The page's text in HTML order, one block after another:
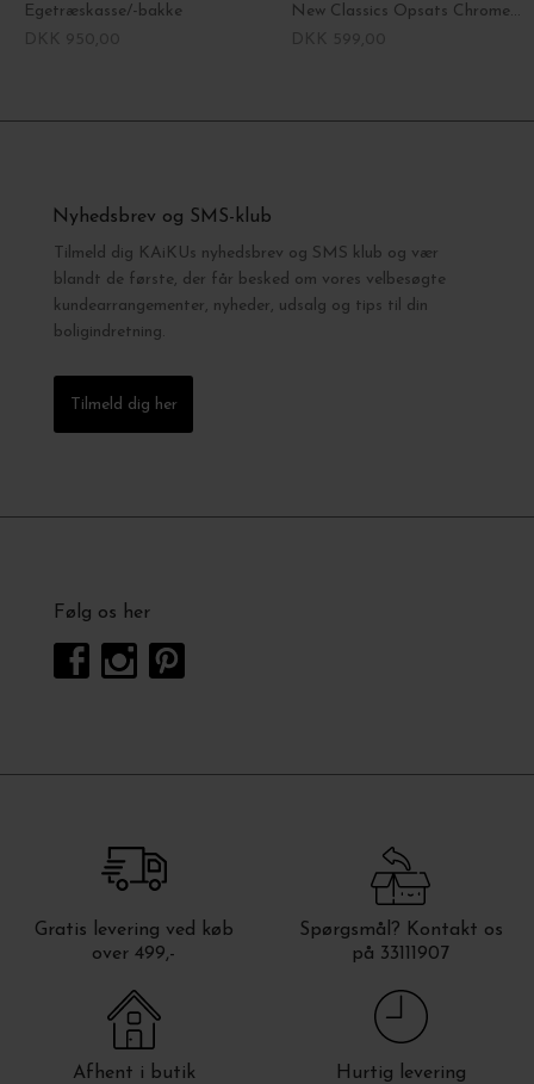
Egetræskasse/-bakke
New Classics Opsats Chrome, Rough
Nyhedsbrev og SMS-klub
Tilmeld dig KAiKUs nyhedsbrev og SMS klub og vær
blandt de første, der får besked om vores velbesøgte
kundearrangementer, nyheder, udsalg og tips til din
boligindretning.
Tilmeld dig her
Følg os her
Gratis levering ved køb
over 499,-
Spørgsmål? Kontakt os
på 33111907
Afhent i butik Hurtig levering